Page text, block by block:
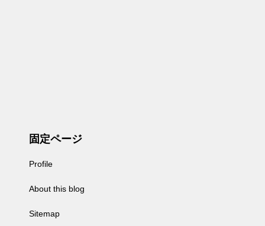
固定ページ
Profile
About this blog
Sitemap